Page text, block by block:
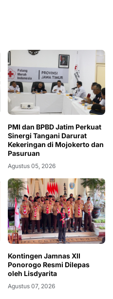
PMI dan BPBD Jatim Perkuat
Sinergi Tangani Darurat
Kekeringan di Mojokerto dan
Pasuruan
Agustus 05, 2026
Kontingen Jamnas XII
Ponorogo Resmi Dilepas
oleh Lisdyarita
Agustus 07, 2026